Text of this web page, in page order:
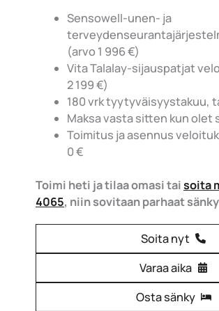
Sensowell-unen- ja
(arvo 1 996 €)
Vita Talalay-sijauspatjat
2 199 €)
180 vrk tyytyväisyystakuu,
Maksa vasta sitten kun
Toimitus ja asennus
0 €
Toimi heti ja tilaa omasi taisoita
4065, niin sovitaan parhaat
Soita nyt
Varaa aika
Osta sänky